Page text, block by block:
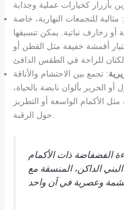
: مثالية للتجمعات النهارية، خاصة
أو زخارف نباتية. يمكن تنسيقها
أقمشة خفيفة مثل القطن أو
: تجمع بين الاحتشام والأناقة
الحرير بألوان نابضة بالحياة،
الأكمام الواسعة أو التطريز
الفضفاضة ذات الأكمام
الداكن، المنسقة مع